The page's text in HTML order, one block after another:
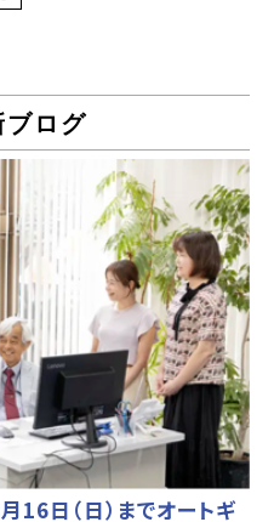
ブログ
16日（日）までオートギ